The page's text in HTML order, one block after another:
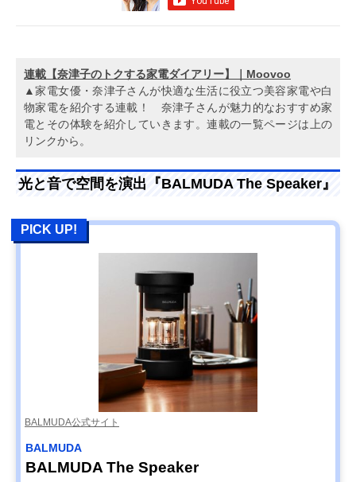
連載【奈津子のトクする家電ダイアリー】｜Moovoo
▲家電女優・奈津子さんが快適な生活に役立つ美容家電や白
物家電を紹介する連載！ 奈津子さんが魅力的なおすすめ家
電とその体験を紹介していきます。連載の一覧ページは上の
リンクから。
光と音で空間を演出『BALMUDA The Speaker』
PICK UP!
BALMUDA公式サイト
BALMUDA
BALMUDA The Speaker